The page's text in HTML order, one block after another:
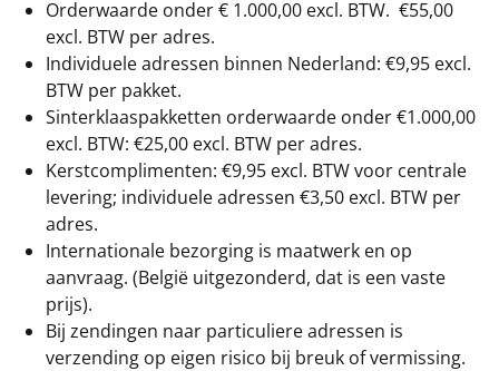
Orderwaarde onder € 1.000,00 excl. BTW. €55,00
excl. BTW per adres.
Individuele adressen binnen Nederland: €9,95 excl.
BTW per pakket.
Sinterklaaspakketten orderwaarde onder €1.000,00
excl. BTW: €25,00 excl. BTW per adres.
Kerstcomplimenten: €9,95 excl. BTW voor centrale
levering; individuele adressen €3,50 excl. BTW per
adres.
Internationale bezorging is maatwerk en op
aanvraag. (België uitgezonderd, dat is een vaste
prijs).
Bij zendingen naar particuliere adressen is
verzending op eigen risico bij breuk of vermissing.